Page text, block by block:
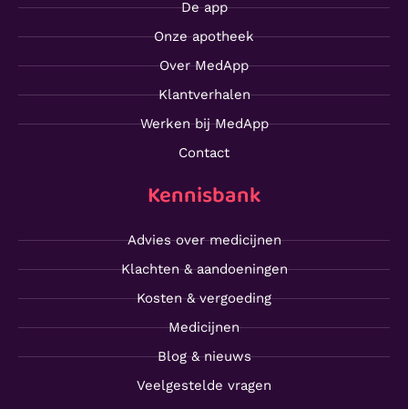
De app
Onze apotheek
Over MedApp
Klantverhalen
Werken bij MedApp
Contact
Kennisbank
Advies over medicijnen
Klachten & aandoeningen
Kosten & vergoeding
Medicijnen
Blog & nieuws
Veelgestelde vragen